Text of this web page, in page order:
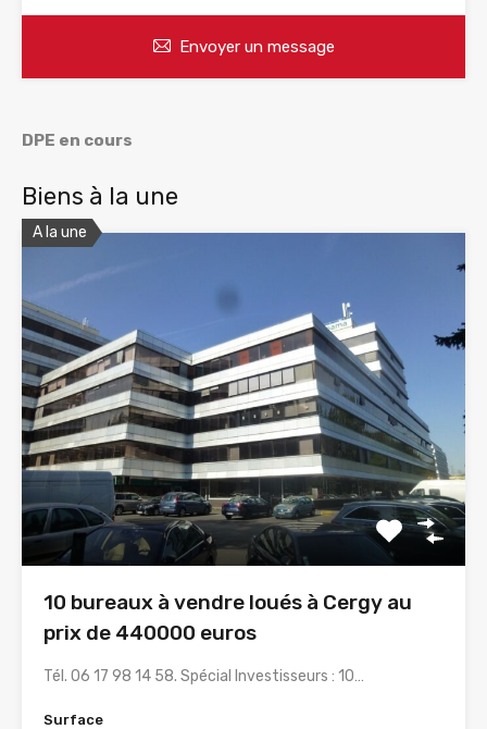
Envoyer un message
DPE en cours
Biens à la une
A la une
10 bureaux à vendre loués à Cergy au
prix de 440000 euros
Tél. 06 17 98 14 58. Spécial Investisseurs : 10…
Surface